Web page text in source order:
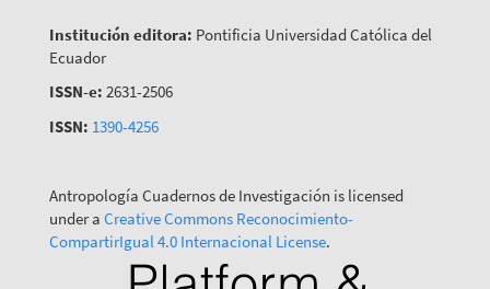
Institución editora: Pontificia Universidad Católica del
Ecuador
ISSN-e: 2631-2506
ISSN: 1390-4256
Antropología Cuadernos de Investigación is licensed
under a Creative Commons Reconocimiento-
CompartirIgual 4.0 Internacional License.